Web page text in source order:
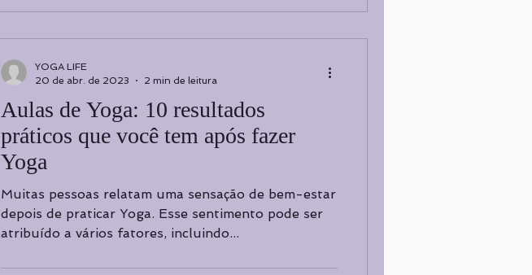
Aulas de Yoga: 10 resultados
práticos que você tem após fazer
Yoga
Muitas pessoas relatam uma sensação de bem-estar
depois de praticar Yoga. Esse sentimento pode ser
atribuído a vários fatores, incluindo...
YOGA LIFE
20 de abr. de 2023
2 min de leitura